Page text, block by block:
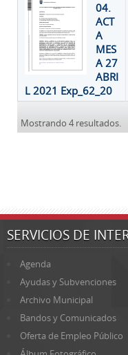
04.
ACT
A
MES
A 27
ABRI
L 2021 Exp_62_20
Mostrando 4 resultados.
SERVICIOS DE
Agenda
Ayudas y Subvenciones
Archivo Municipal
Bandos y Comunicados
Oferta de Empleo Público